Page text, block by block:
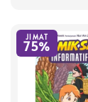
JIMAT
75%